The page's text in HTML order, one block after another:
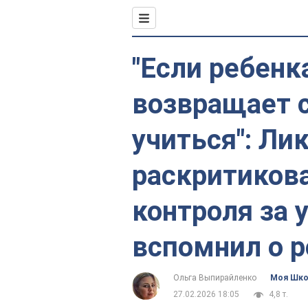
"Если
возвращает
учиться":
контроля за
вспомнил о
Ольга Выпирайленко
Моя
27.02.2026 18:05
4,8 т.